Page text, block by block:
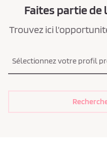
Faites partie
Trouvez ici
Sélectionnez votre profil